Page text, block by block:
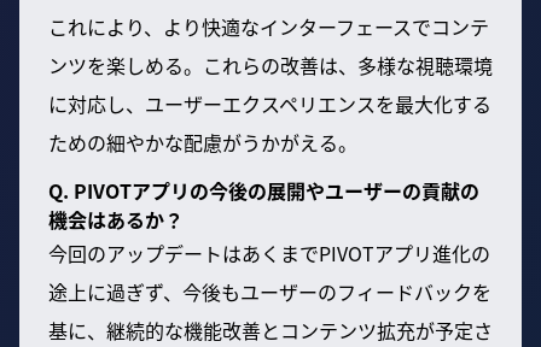
これにより、より快適なインターフェースでコンテ
ンツを楽しめる。これらの改善は、多様な視聴環境
に対応し、ユーザーエクスペリエンスを最大化する
ための細やかな配慮がうかがえる。
Q. PIVOTアプリの今後の展開やユーザーの貢献の
機会はあるか？
今回のアップデートはあくまでPIVOTアプリ進化の
途上に過ぎず、今後もユーザーのフィードバックを
基に、継続的な機能改善とコンテンツ拡充が予定さ